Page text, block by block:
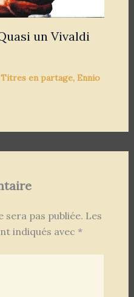
un Vivaldi
Titres en partage, Ennio
sera pas publiée. Les
indiqués avec *